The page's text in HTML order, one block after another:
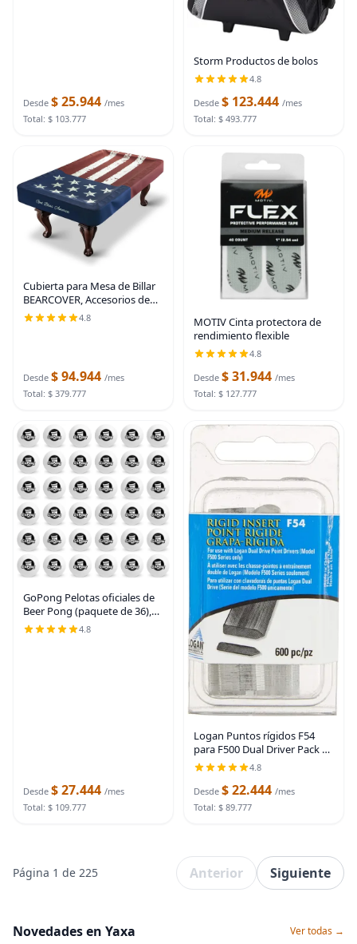
Desde $ 25.944 /mes
Total: $ 103.777
Storm Productos de bolos
4.8
Desde $ 123.444 /mes
Total: $ 493.777
Cubierta para Mesa de Billar
BEARCOVER, Accesorios de
Mesa de Billar de Piel
Sintética Resistente
4.8
Desde $ 94.944 /mes
Total: $ 379.777
MOTIV Cinta protectora de
rendimiento flexible
4.8
Desde $ 31.944 /mes
Total: $ 127.777
GoPong Pelotas oficiales de
Beer Pong (paquete de 36),
color blanco4.8
Desde $ 27.444 /mes
Total: $ 109.777
Logan Puntos rígidos F54
para F500 Dual Driver Pack de
600
4.8
Desde $ 22.444 /mes
Total: $ 89.777
Página 1 de 225 Anterior Siguiente
Novedades en Yaxa Ver todas →